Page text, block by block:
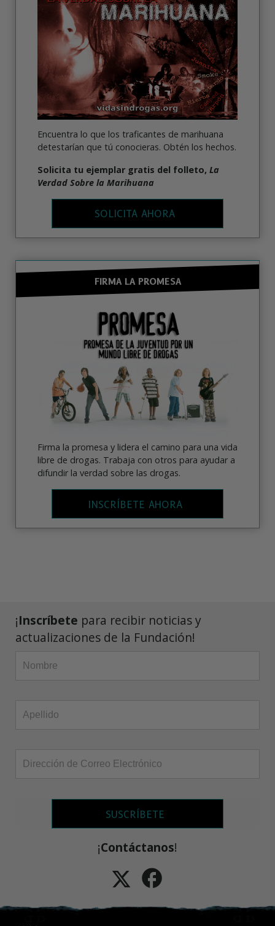
Encuentra lo que los traficantes de marihuana
detestarían que tú conocieras. Obtén los hechos.
Solicita tu ejemplar gratis del folleto, La
Verdad Sobre la Marihuana
SOLICITA AHORA
FIRMA LA PROMESA
Firma la promesa y lidera el camino para una vida
libre de drogas. Trabaja con otros para ayudar a
difundir la verdad sobre las drogas.
INSCRÍBETE AHORA
¡Inscríbete para recibir noticias y
actualizaciones de la Fundación!
SUSCRÍBETE
¡Contáctanos!